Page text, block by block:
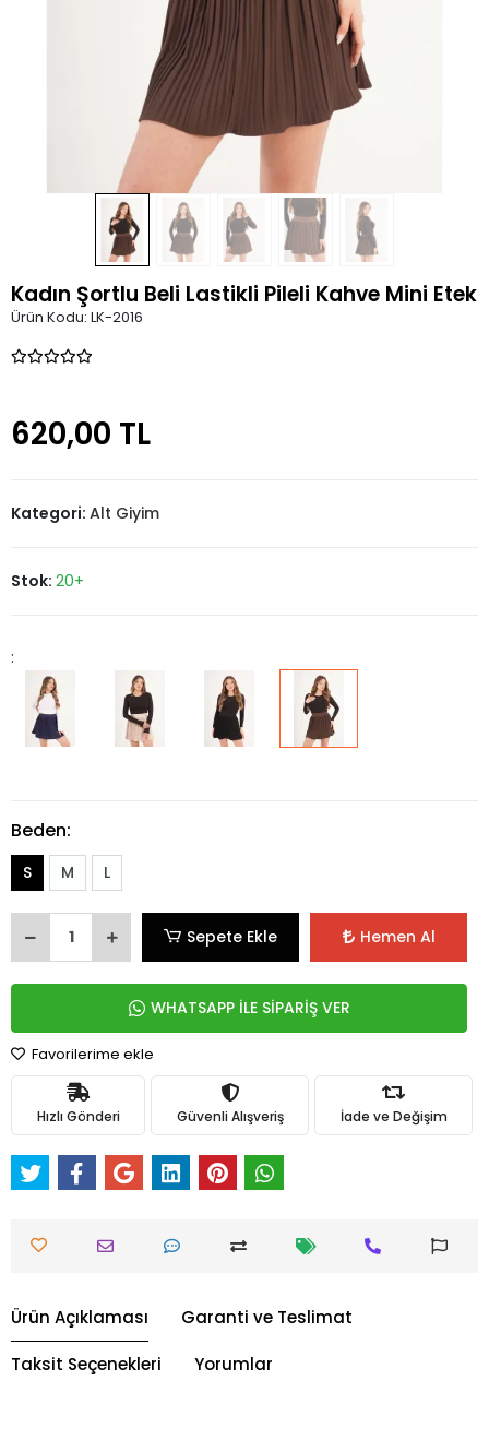
Kadın Şortlu Beli Lastikli Pileli Kahve Mini Etek
Ürün Kodu: LK-2016
620,00 TL
Kategori: Alt Giyim
Stok: 20+
:
Beden:
S M L
Sepete Ekle Hemen Al
WHATSAPP İLE SİPARİŞ VER
Favorilerime ekle
Hızlı Gönderi Güvenli Alışveriş İade ve Değişim
Ürün Açıklaması Garanti ve Teslimat
Taksit Seçenekleri Yorumlar